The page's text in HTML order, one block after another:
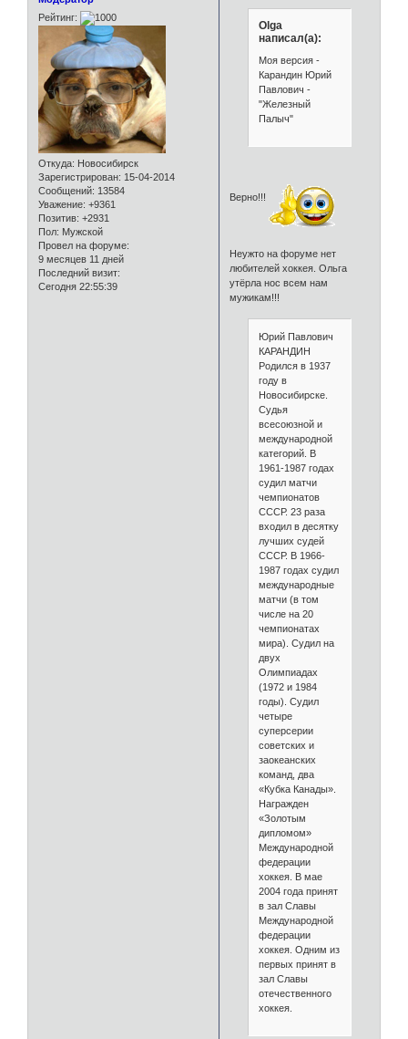
Рейтинг:
Откуда: Новосибирск
Зарегистрирован: 15-04-2014
Сообщений: 13584
Уважение: +9361
Позитив: +2931
Пол: Мужской
Провел на форуме:
9 месяцев 11 дней
Последний визит:
Сегодня 22:55:39
Olga
написал(а):
Моя версия -
Карандин Юрий
Павлович -
"Железный
Палыч"
Верно!!!
Неужто на форуме нет
любителей хоккея. Ольга
утёрла нос всем нам
мужикам!!!
Юрий Павлович
КАРАНДИН
Родился в 1937
году в
Новосибирске.
Судья
всесоюзной и
международной
категорий. В
1961-1987 годах
судил матчи
чемпионатов
СССР. 23 раза
входил в десятку
лучших судей
СССР. В 1966-
1987 годах судил
международные
матчи (в том
числе на 20
чемпионатах
мира). Судил на
двух
Олимпиадах
(1972 и 1984
годы). Судил
четыре
суперсерии
советских и
заокеанских
команд, два
«Кубка Канады».
Награжден
«Золотым
дипломом»
Международной
федерации
хоккея. В мае
2004 года принят
в зал Славы
Международной
федерации
хоккея. Одним из
первых принят в
зал Славы
отечественного
хоккея.